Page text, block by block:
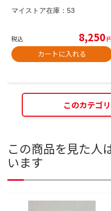
マイストア在庫： 53
税込 8,250
カートに入れる
このカテゴ
この商品を見た人
います